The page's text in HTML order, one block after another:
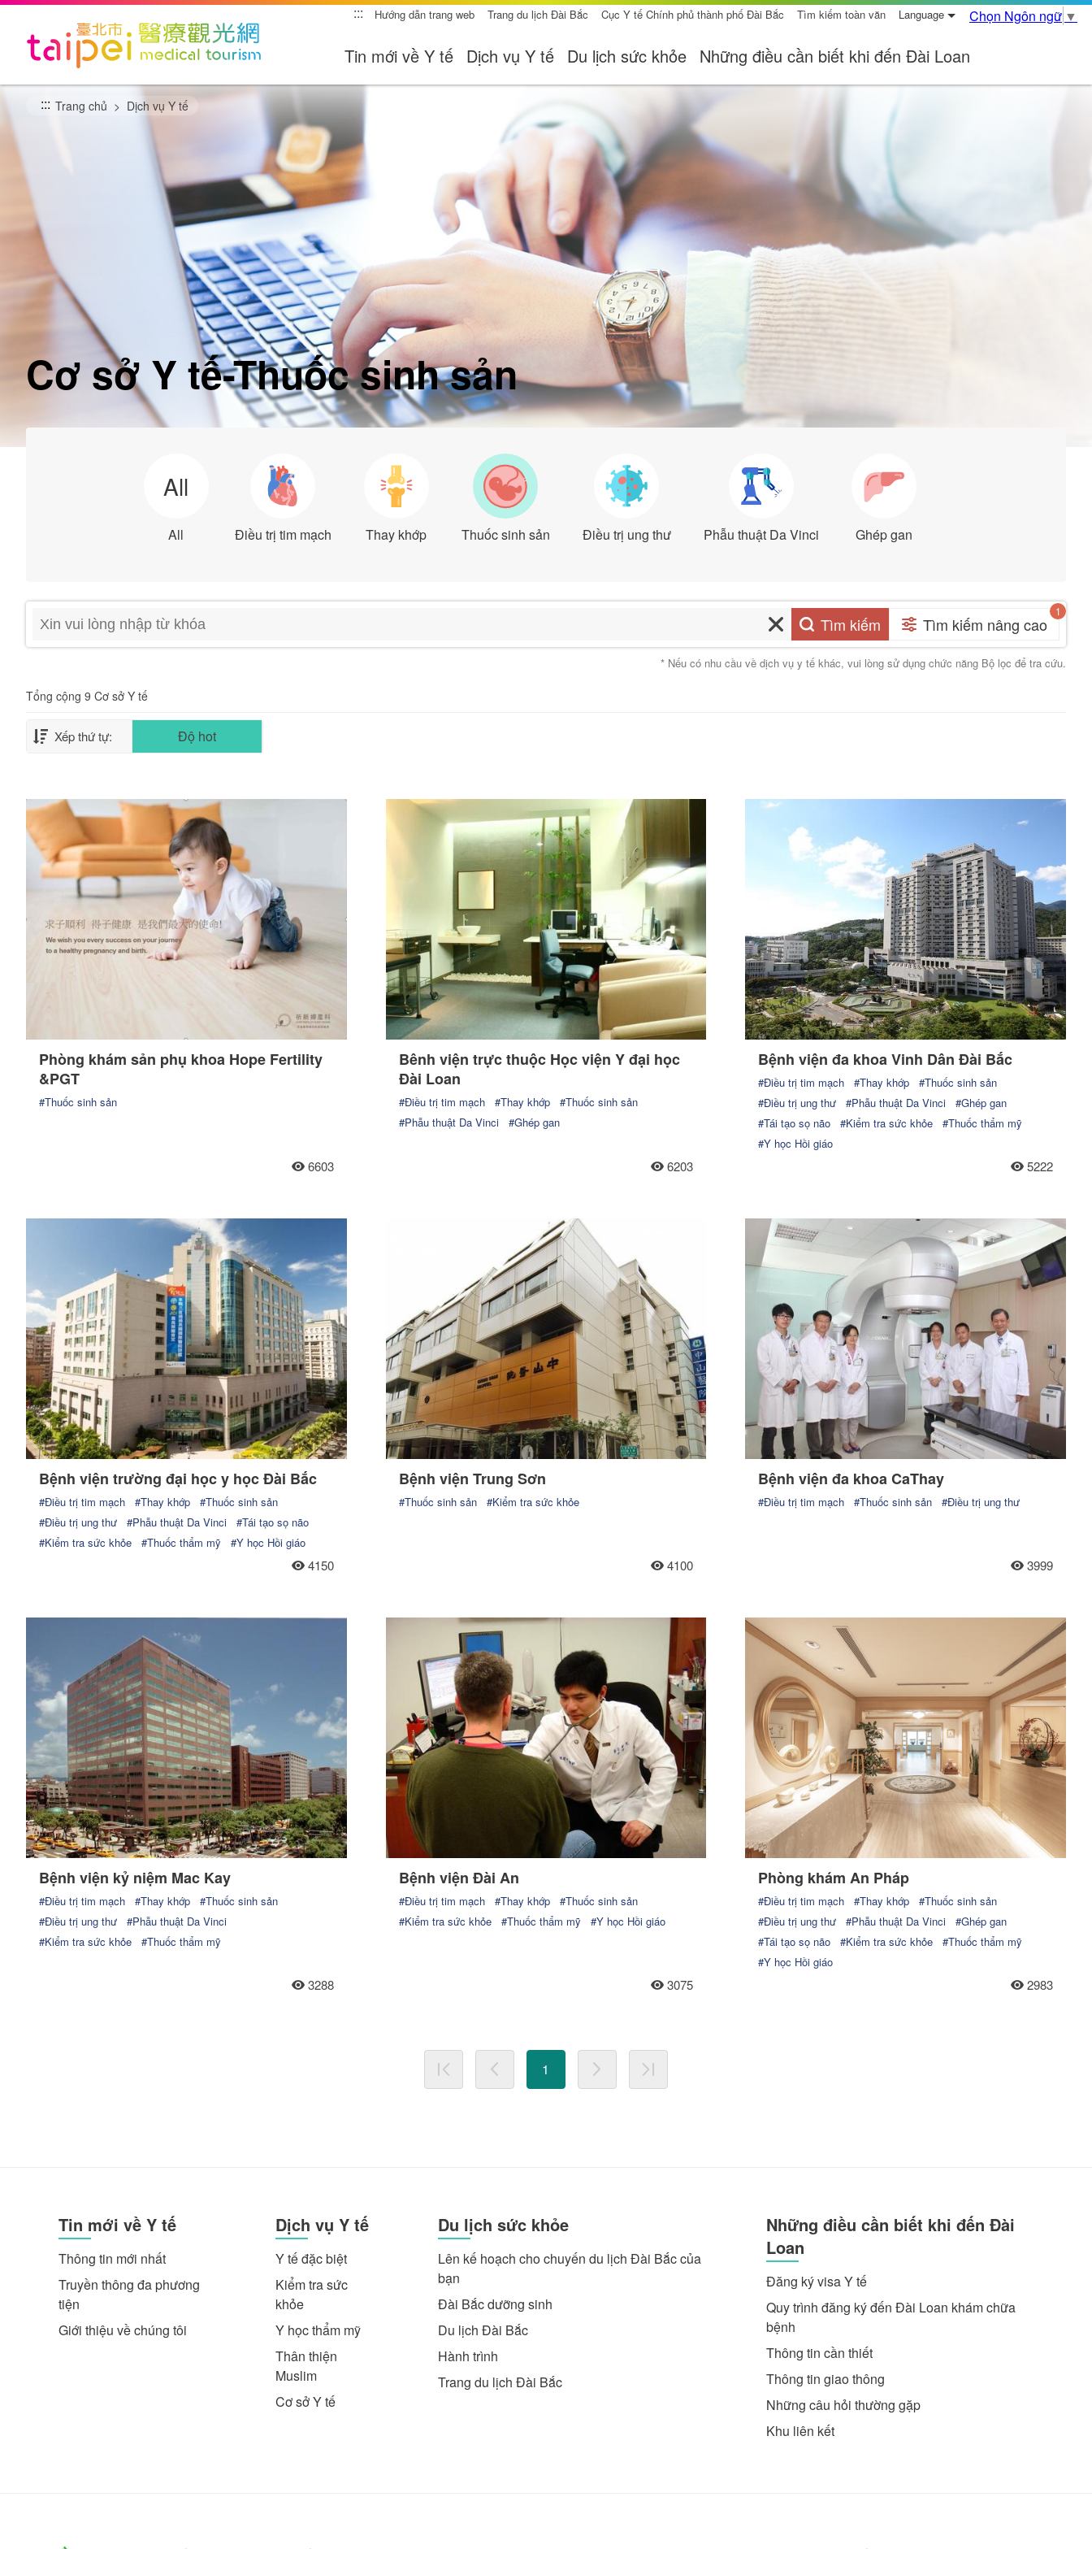
跳
內
容
區
::: Hướng dẫn trang web Trang du lịch Đài Bắc Cục Y tế Chính phủ thành phố Đài Bắc Tìm kiếm toàn văn Language Chọn Ngôn ngữ ▼
Tin mới về Y tế Dịch vụ Y tế Du lịch sức khỏe Những điều cần biết khi đến Đài Loan
::: Trang chủ Dịch vụ Y tế
Cơ sở Y tế-Thuốc sinh sản
All
All Điều trị tim mạch Thay khớp Thuốc sinh sản Điều trị ung thư Phẫu thuật Da Vinci Ghép gan
Tìm kiếm Tìm kiếm nâng cao
* Nếu có nhu cầu về dịch vụ y tế khác, vui lòng sử dụng chức năng Bộ lọc để tra cứu.
Tổng cộng 9 Cơ sở Y tế
Xếp thứ tự: Độ hot
Phòng khám sản phụ khoa Hope Fertility
&PGT
#Thuốc sinh sản
6603
Bênh viện trực thuộc Học viện Y đại học
Đài Loan
#Điều trị tim mạch #Thay khớp
#Thuốc sinh sản
#Phẫu thuật Da Vinci
#Ghép gan
6203
Bệnh viện đa khoa Vinh Dân Đài Bắc
#Điều trị tim mạch #Thay khớp
#Thuốc sinh sản
#Điều trị ung thư
#Phẫu thuật Da Vinci
#Ghép gan
#Tái tạo sọ não
#Kiểm tra sức khỏe
#Thuốc thẩm mỹ
#Y học Hồi giáo
5222
Bệnh viện trường đại học y học Đài Bắc
#Điều trị tim mạch #Thay khớp
#Thuốc sinh sản
#Điều trị ung thư
#Phẫu thuật Da Vinci
#Tái tạo sọ não
#Kiểm tra sức khỏe
#Thuốc thẩm mỹ #Y học Hồi giáo
4150
Bệnh viện Trung Sơn
#Thuốc sinh sản #Kiểm tra sức khỏe
4100
Bệnh viện đa khoa CaThay
#Điều trị tim mạch #Thuốc sinh sản #Điều trị ung thư
3999
Bệnh viện kỷ niệm Mac Kay
#Điều trị tim mạch #Thay khớp
#Thuốc sinh sản
#Điều trị ung thư
#Phẫu thuật Da Vinci
#Kiểm tra sức khỏe
#Thuốc thẩm mỹ
3288
Bệnh viện Đài An
#Điều trị tim mạch #Thay khớp
#Thuốc sinh sản
#Kiểm tra sức khỏe
#Thuốc thẩm mỹ #Y học Hồi giáo
3075
Phòng khám An Pháp
#Điều trị tim mạch #Thay khớp
#Thuốc sinh sản
#Điều trị ung thư
#Phẫu thuật Da Vinci
#Ghép gan
#Tái tạo sọ não
#Kiểm tra sức khỏe
#Thuốc thẩm mỹ
#Y học Hồi giáo
2983
Trang đầu tiênTrang trước
1 Trang tiếp theoTrang cuối cùng
Tin mới về Y tế
Thông tin mới nhất
Truyền thông đa phương
tiện
Giới thiệu về chúng tôi
Dịch vụ Y tế
Y tế đặc biệt
Kiểm tra sức
khỏe
Y học thẩm mỹ
Thân thiện
Muslim
Cơ sở Y tế
Du lịch sức khỏe
Lên kế hoạch cho chuyến du lịch Đài Bắc của
bạn
Đài Bắc dưỡng sinh
Du lịch Đài Bắc
Hành trình
Trang du lịch Đài Bắc
Những điều cần biết khi đến Đài
Loan
Đăng ký visa Y tế
Quy trình đăng ký đến Đài Loan khám chữa
bệnh
Thông tin cần thiết
Thông tin giao thông
Những câu hỏi thường gặp
Khu liên kết